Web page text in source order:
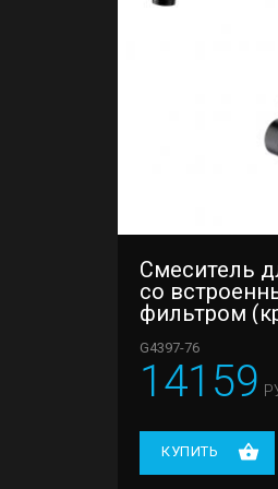
Смеситель
со
фильтром
Gappo G4397-
G4397-76
14159
КУПИТЬ